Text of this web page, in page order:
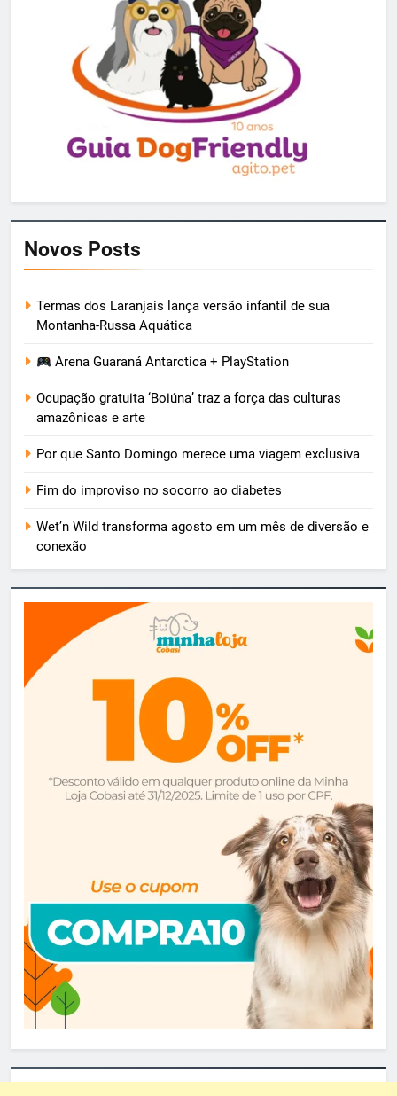
Novos Posts
Termas dos Laranjais lança versão infantil de sua
Montanha-Russa Aquática
Arena Guaraná Antarctica + PlayStation
Ocupação gratuita ‘Boiúna’ traz a força das culturas
amazônicas e arte
Por que Santo Domingo merece uma viagem exclusiva
Fim do improviso no socorro ao diabetes
Wet’n Wild transforma agosto em um mês de diversão e
conexão